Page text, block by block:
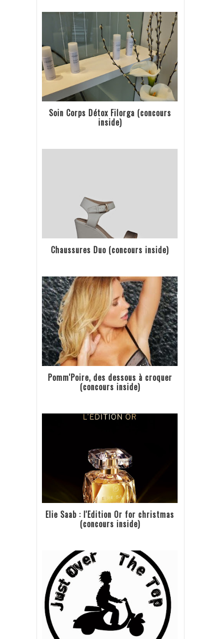
Soin Corps Détox Filorga (concours
inside)
Chaussures Duo (concours inside)
Pomm'Poire, des dessous à croquer
(concours inside)
Elie Saab : l'Edition Or for christmas
(concours inside)